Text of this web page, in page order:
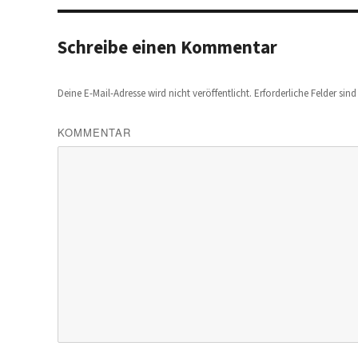
Schreibe einen Kommentar
Deine E-Mail-Adresse wird nicht veröffentlicht. Erforderliche Felder
KOMMENTAR